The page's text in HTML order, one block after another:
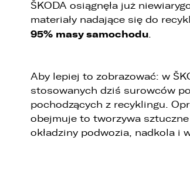
ŠKODA osiągnęła już
materiały nadające się do
95% masy samochodu.
Aby lepiej to zobrazować: w
stosowanych dziś surowców
pochodzących z recyklingu.
obejmuje to tworzywa
okładziny podwozia, nadkola i